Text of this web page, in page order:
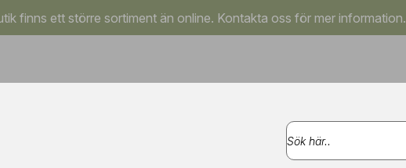
finns ett större sortiment än online. Kontakta oss för mer information.